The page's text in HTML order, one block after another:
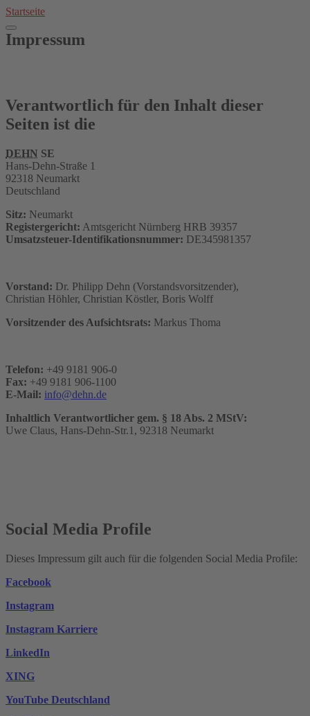
Direkt
zum
Inhalt
Startseite
Impressum
Verantwortlich für den Inhalt dieser
Seiten ist die
DEHN SE
Hans-Dehn-Straße 1
92318 Neumarkt
Deutschland
Sitz: Neumarkt
Registergericht: Amtsgericht Nürnberg HRB 39357
Umsatzsteuer-Identifikationsnummer: DE345981357
Vorstand: Dr. Philipp Dehn (Vorstandsvorsitzender),
Christian Höhler, Christian Köstler, Boris Wolff
Vorsitzender des Aufsichtsrats: Markus Thoma
Telefon: +49 9181 906-0
Fax: +49 9181 906-1100
E-Mail: info@dehn.de
new
tab')}
Inhaltlich Verantwortlicher gem. § 18 Abs. 2 MStV:
Uwe Claus, Hans-Dehn-Str.1, 92318 Neumarkt
Social Media Profile
Dieses Impressum gilt auch für die folgenden Social Media Profile:
Facebook
new
Instagram
new
Instagram Karriere
LinkedIn
XING
new
YouTube Deutschland